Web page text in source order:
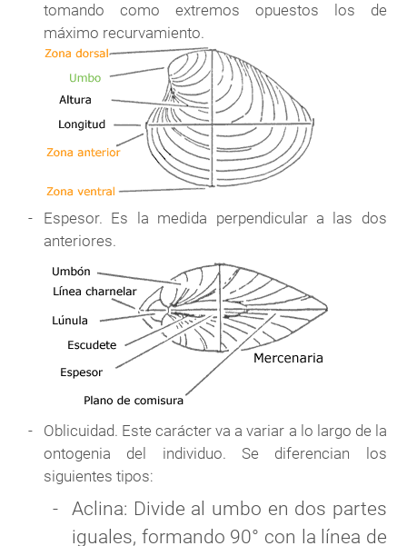
tomando como extremos opuestos los de
máximo recurvamiento.
Espesor. Es la medida perpendicular a las dos
anteriores.
Oblicuidad. Este carácter va a variar a lo largo de la
ontogenia del individuo. Se diferencian los
siguientes tipos:
Aclina: Divide al umbo en dos partes
iguales, formando 90° con la línea de